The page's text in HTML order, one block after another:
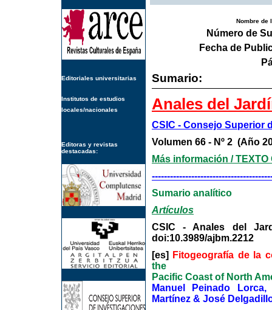
Editoriales universitarias
Institutos de estudios
locales/nacionales
Editoras y revistas
destacadas:
Nombre de
Número de
Fecha de
Sumario:
Anales del
CSIC - Consejo Superior
Volumen 66 - Nº 2
Más información / TEXTO
Sumario analítico
Artículos
CSIC - Anales del
doi:10.3989/ajbm.2212
[es]
Fitogeografía de la
the
Pacific Coast of North
Manuel Peinado
Martínez & José